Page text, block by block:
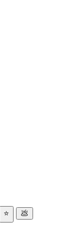
⭐ 💩